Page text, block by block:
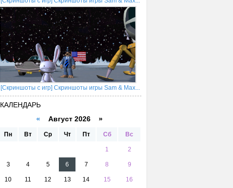
[Скриншоты с игр] Скриншоты игры Sam & Max...
КАЛЕНДАРЬ
« Август 2026 »
Пн Вт Ср Чт Пт Сб Вс
1 2
3 4 5 6 7 8 9
10 11 12 13 14 15 16